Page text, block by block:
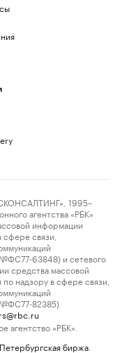
1995–
агентства «РБК»
информации
связи,
63848) и сетевого
средства массовой
надзору в сфере связи,
№ФС77-82385)
агентство «РБК».
биржа